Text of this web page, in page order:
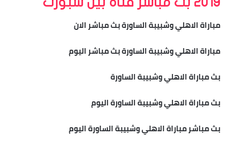
مباراة الاهلي وشبيبة الساورة بث مباشر الان
مباراة الاهلي وشبيبة الساورة بث مباشر اليوم
بث مباراة الاهلي وشبيبة الساورة
بث مباراة الاهلي وشبيبة الساورة اليوم
بث مباشر مباراة الاهلي وشبيبة الساورة اليوم